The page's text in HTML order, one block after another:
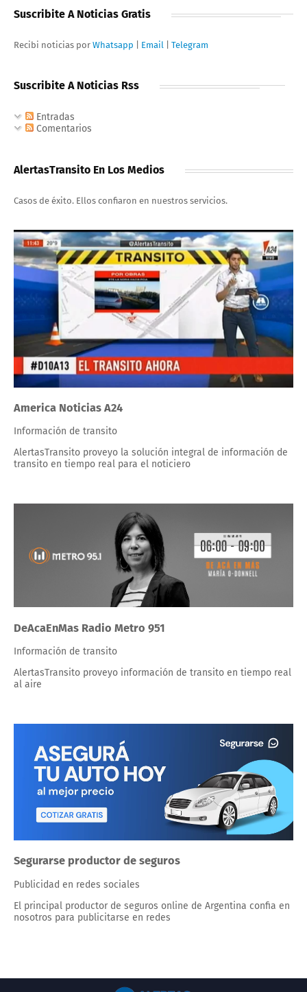
Suscribite A Noticias Gratis
Recibi noticias por Whatsapp Email Telegram
Suscribite A Noticias Rss
Entradas
Comentarios
AlertasTransito En Los Medios
Casos de éxito. Ellos confiaron en nuestros servicios.
America Noticias A24
Información de transito
AlertasTransito proveyo la solución integral de información de
transito en tiempo real para el noticiero
DeAcaEnMas Radio Metro 951
Información de transito
AlertasTransito proveyo información de transito en tiempo real
al aire
Segurarse productor de seguros
Publicidad en redes sociales
El principal productor de seguros online de Argentina confia en
nosotros para publicitarse en redes